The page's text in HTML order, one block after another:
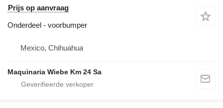
Prijs op aanvraag
Onderdeel - voorbumper
Mexico, Chihuahua
Maquinaria Wiebe Km 24 Sa